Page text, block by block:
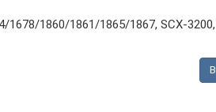
1860/1861/1865/1867, SCX-3200,